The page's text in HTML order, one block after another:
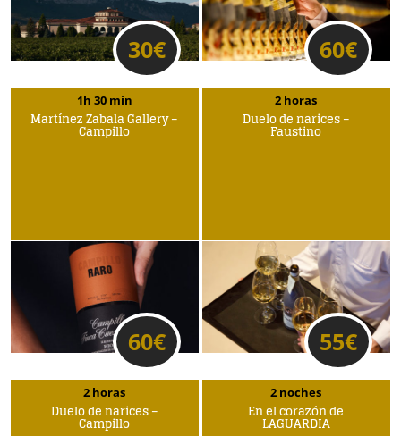
30€ 60€
1h 30 min
Martínez Zabala Gallery –
Campillo
60€
2 horas
Duelo de narices –
Faustino
55€
2 horas
Duelo de narices –
Campillo
2 noches
En el corazón de
LAGUARDIA